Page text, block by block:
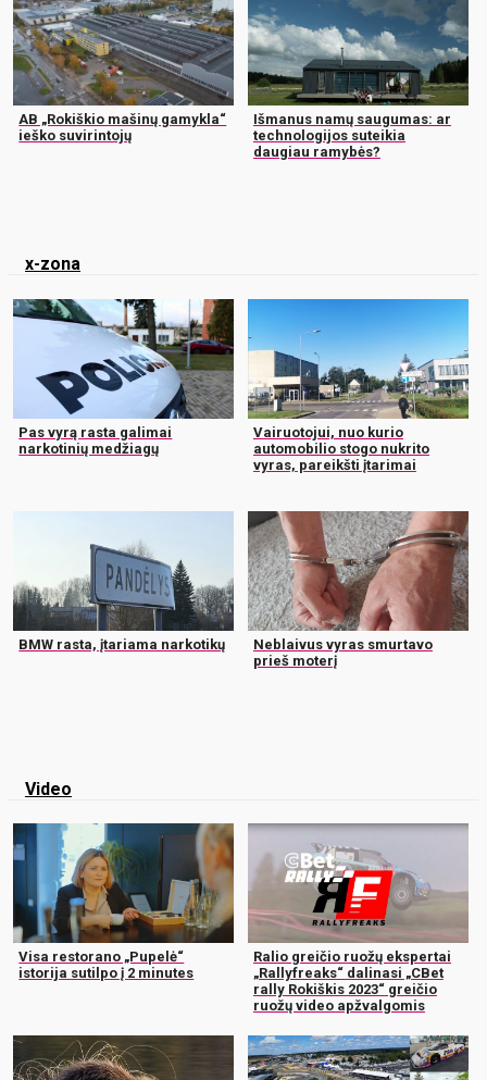
AB „Rokiškio mašinų gamykla“
ieško suvirintojų
Išmanus namų saugumas: ar
technologijos suteikia
daugiau ramybės?
x-zona
Pas vyrą rasta galimai
narkotinių medžiagų
Vairuotojui, nuo kurio
automobilio stogo nukrito
vyras, pareikšti įtarimai
BMW rasta, įtariama narkotikų
Neblaivus vyras smurtavo
prieš moterį
Video
Visa restorano „Pupelė“
istorija sutilpo į 2 minutes
Ralio greičio ruožų ekspertai
„Rallyfreaks“ dalinasi „CBet
rally Rokiškis 2023“ greičio
ruožų video apžvalgomis